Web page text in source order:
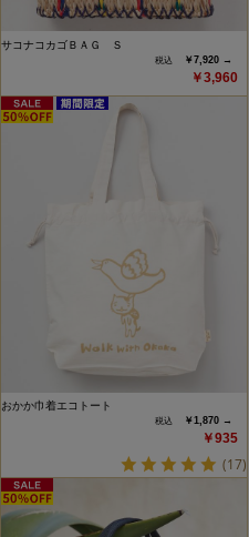
サコナコカゴＢＡＧ Ｓ
￥7,920 →
￥3,960
おかか巾着エコトート
￥1,870 →
￥935
(17)